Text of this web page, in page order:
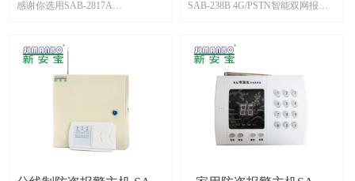
2817A
感谢你选用SAB-2817A
多种报警主机设计思路的基础上，
能力，超大适应范围，灵活的扩充
制管理机制，高度智能化和便利的
综合集成控制与处理能力……集合
报警控制、电话线和数据通信、
SAB-238B
SAB-238B 4G/PSTN智能双网报警
理技术作为控制核心，集成度高，
可靠性强，具有多种灵活接口，能
同时储存6组报警电话号码和3组中
心号码（如管理中心、固定电话或
移动手机号码），通过电话线通
讯、4G手机网络传递报警信息。产
品适用于家庭、住宅小区、别墅、